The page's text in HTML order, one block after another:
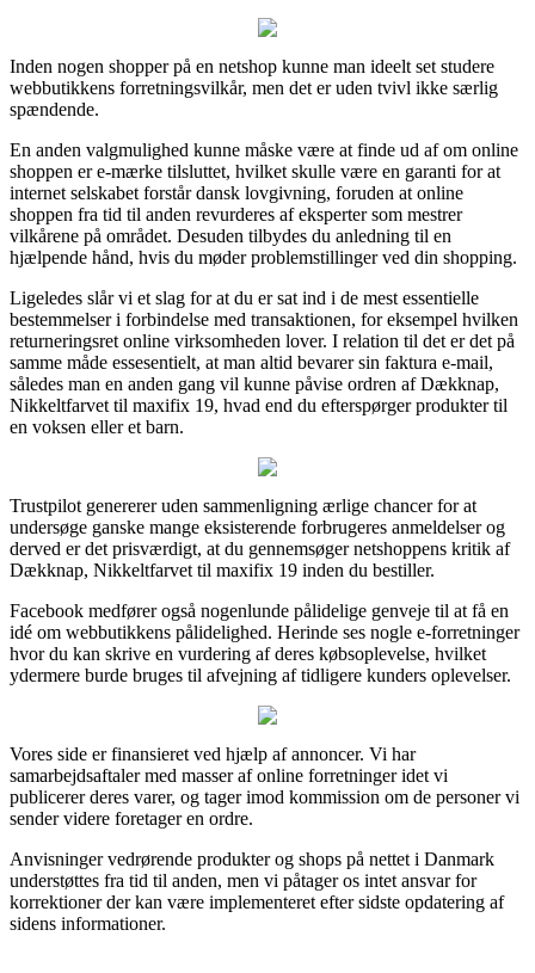
Inden nogen shopper på en netshop kunne man ideelt set studere
webbutikkens forretningsvilkår, men det er uden tvivl ikke særlig
spændende.
En anden valgmulighed kunne måske være at finde ud af om online
shoppen er e-mærke tilsluttet, hvilket skulle være en garanti for at
internet selskabet forstår dansk lovgivning, foruden at online
shoppen fra tid til anden revurderes af eksperter som mestrer
vilkårene på området. Desuden tilbydes du anledning til en
hjælpende hånd, hvis du møder problemstillinger ved din shopping.
Ligeledes slår vi et slag for at du er sat ind i de mest essentielle
bestemmelser i forbindelse med transaktionen, for eksempel hvilken
returneringsret online virksomheden lover. I relation til det er det på
samme måde essesentielt, at man altid bevarer sin faktura e-mail,
således man en anden gang vil kunne påvise ordren af Dækknap,
Nikkeltfarvet til maxifix 19, hvad end du efterspørger produkter til
en voksen eller et barn.
Trustpilot genererer uden sammenligning ærlige chancer for at
undersøge ganske mange eksisterende forbrugeres anmeldelser og
derved er det prisværdigt, at du gennemsøger netshoppens kritik af
Dækknap, Nikkeltfarvet til maxifix 19 inden du bestiller.
Facebook medfører også nogenlunde pålidelige genveje til at få en
idé om webbutikkens pålidelighed. Herinde ses nogle e-forretninger
hvor du kan skrive en vurdering af deres købsoplevelse, hvilket
ydermere burde bruges til afvejning af tidligere kunders oplevelser.
Vores side er finansieret ved hjælp af annoncer. Vi har
samarbejdsaftaler med masser af online forretninger idet vi
publicerer deres varer, og tager imod kommission om de personer vi
sender videre foretager en ordre.
Anvisninger vedrørende produkter og shops på nettet i Danmark
understøttes fra tid til anden, men vi påtager os intet ansvar for
korrektioner der kan være implementeret efter sidste opdatering af
sidens informationer.